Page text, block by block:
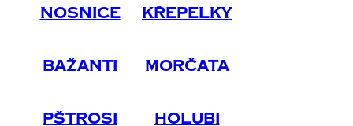
Nosnice Křepelky
Bažanti Morčata
Pštrosi Holubi